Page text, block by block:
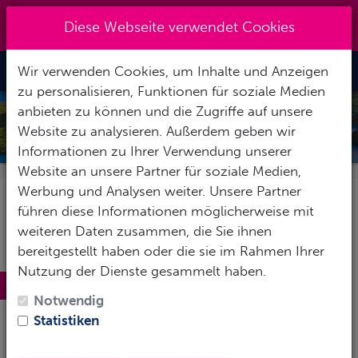
info@tauchzentrale.de
Toggle
PALAU
Palau liegt inMikronesien
Diese Webseite verwendet Cookies
Wir verwenden Cookies, um Inhalte und Anzeigen
zu personalisieren, Funktionen für soziale Medien
anbieten zu können und die Zugriffe auf unsere
Website zu analysieren. Außerdem geben wir
Informationen zu Ihrer Verwendung unserer
Website an unsere Partner für soziale Medien,
Werbung und Analysen weiter. Unsere Partner
führen diese Informationen möglicherweise mit
weiteren Daten zusammen, die Sie ihnen
bereitgestellt haben oder die sie im Rahmen Ihrer
Nutzung der Dienste gesammelt haben.
Notwendig
Statistiken